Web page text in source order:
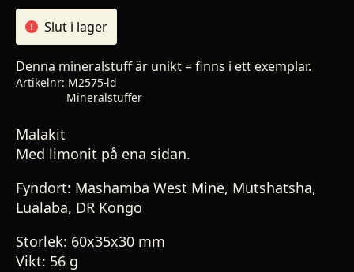
Slut i lager
Denna mineralstuff är unikt = finns i ett exemplar.
Artikelnr: M2575-ld
Mineralstuffer
Malakit
Med limonit på ena sidan.
Fyndort: Mashamba West Mine, Mutshatsha,
Lualaba, DR Kongo
Storlek: 60x35x30 mm
Vikt: 56 g